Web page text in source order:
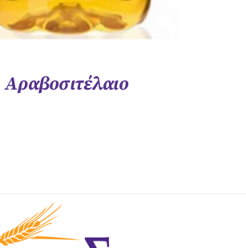
Αραβοσιτέλαιο